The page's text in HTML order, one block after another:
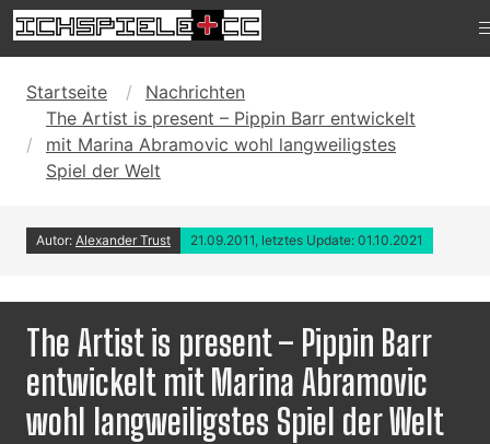
Startseite
Nachrichten
The Artist is present – Pippin Barr entwickelt
mit Marina Abramovic wohl langweiligstes
Spiel der Welt
Autor: Alexander Trust 21.09.2011, letztes Update: 01.10.2021
The Artist is present – Pippin Barr
entwickelt mit Marina Abramovic
wohl langweiligstes Spiel der Welt